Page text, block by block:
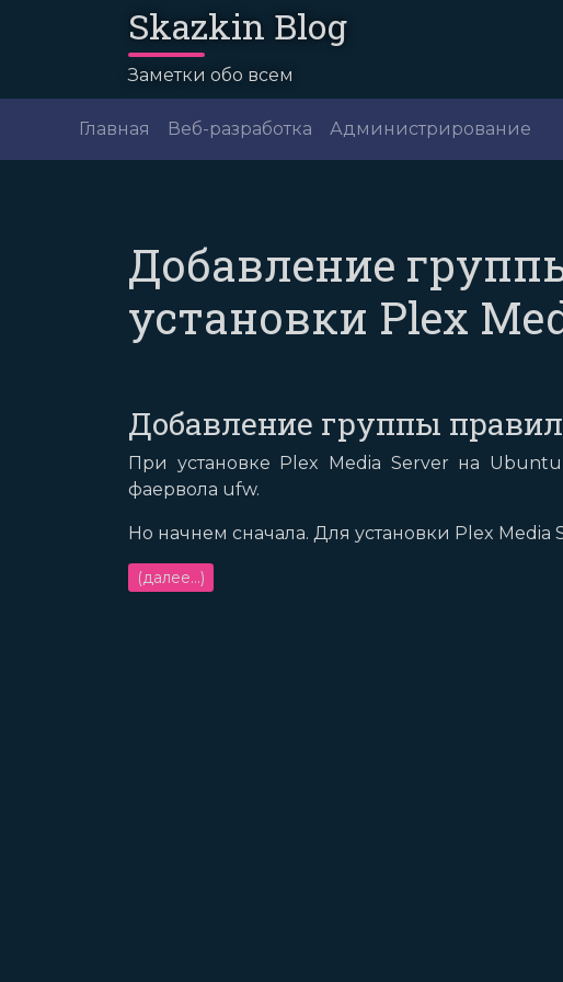
Skazkin Blog
Заметки обо всем
Главная Веб-разработка Администрирование
Добавление
установки Plex
Добавление группы
При установке Plex Media Server на
фаервола ufw.
Но начнем сначала. Для установки Plex
(далее…)